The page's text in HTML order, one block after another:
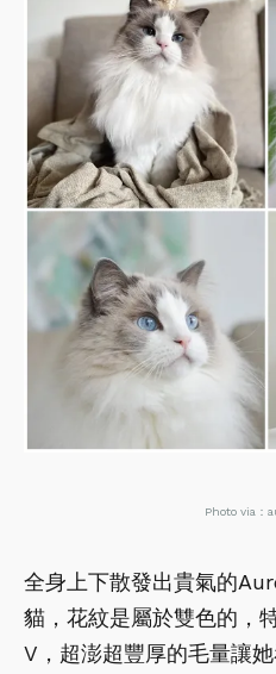
Photo via：
全身上下散發出貴氣的
貓，花紋是屬於雙色的，
V，超澎超豐厚的毛量讓